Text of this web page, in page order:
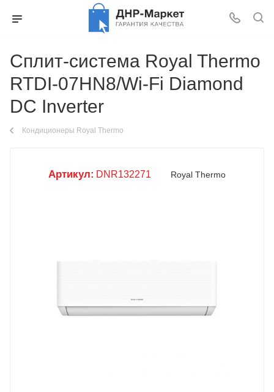
Сплит-система Royal Thermo
RTDI-07HN8/Wi-Fi Diamond
DC Inverter
Кондиционеры Royal Thermo
Артикул: DNR132271 Royal Thermo